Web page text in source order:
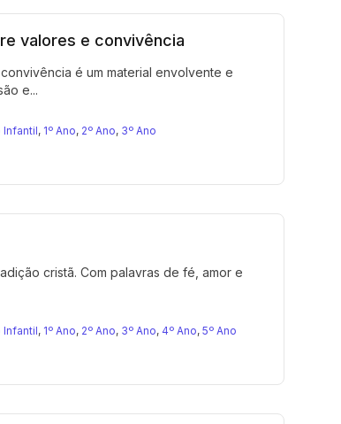
valores e convivência
é um material envolvente e
e...
Infantil, 1º Ano, 2º Ano, 3º Ano
cristã. Com palavras de fé, amor e
Infantil, 1º Ano, 2º Ano, 3º Ano, 4º Ano, 5º Ano